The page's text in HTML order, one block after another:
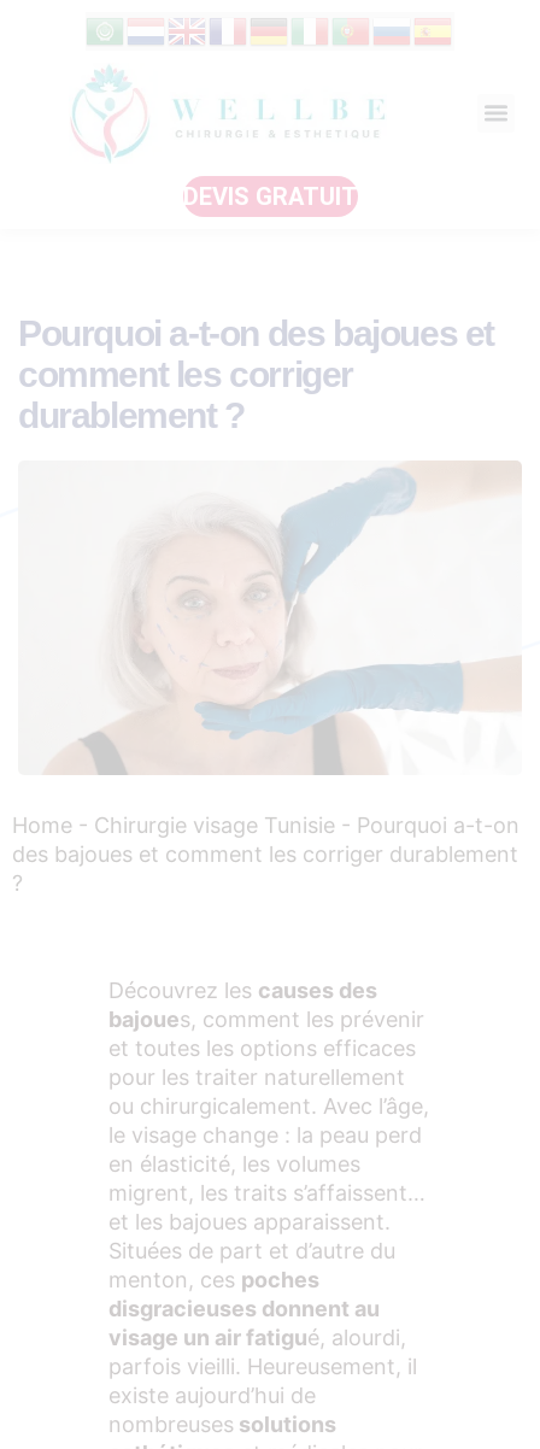
DEVIS GRATUIT
Pourquoi a-t-on des bajoues et
comment les corriger
durablement ?
Home - Chirurgie visage Tunisie - Pourquoi a-t-on
des bajoues et comment les corriger durablement
?
Découvrez les causes des
bajoues, comment les prévenir
et toutes les options efficaces
pour les traiter naturellement
ou chirurgicalement. Avec l’âge,
le visage change : la peau perd
en élasticité, les volumes
migrent, les traits s’affaissent…
et les bajoues apparaissent.
Situées de part et d’autre du
menton, ces poches
disgracieuses donnent au
visage un air fatigué, alourdi,
parfois vieilli. Heureusement, il
existe aujourd’hui de
nombreuses solutions